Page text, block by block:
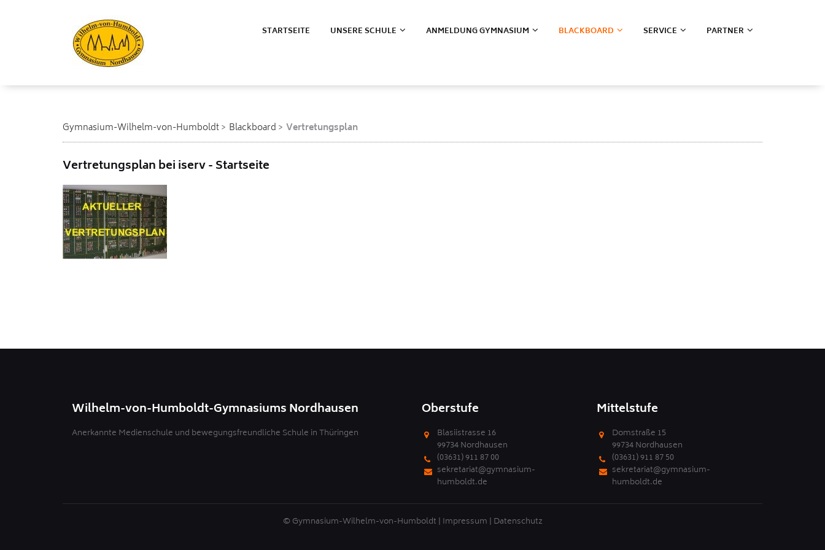
STARTSEITE UNSERE SCHULE ANMELDUNG GYMNASIUM BLACKBOARD SERVICE PARTNER
Gymnasium-Wilhelm-von-Humboldt Blackboard Vertretungsplan
Vertretungsplan bei iserv - Startseite
Wilhelm-von-Humboldt-Gymnasiums Nordhausen
Anerkannte Medienschule und bewegungsfreundliche Schule in Thüringen
Oberstufe
Blasiistrasse 16
99734 Nordhausen
(03631) 911 87 00
sekretariat@gymnasium-
humboldt.de
Mittelstufe
Domstraße 15
99734 Nordhausen
(03631) 911 87 50
sekretariat@gymnasium-
humboldt.de
© Gymnasium-Wilhelm-von-Humboldt | Impressum | Datenschutz